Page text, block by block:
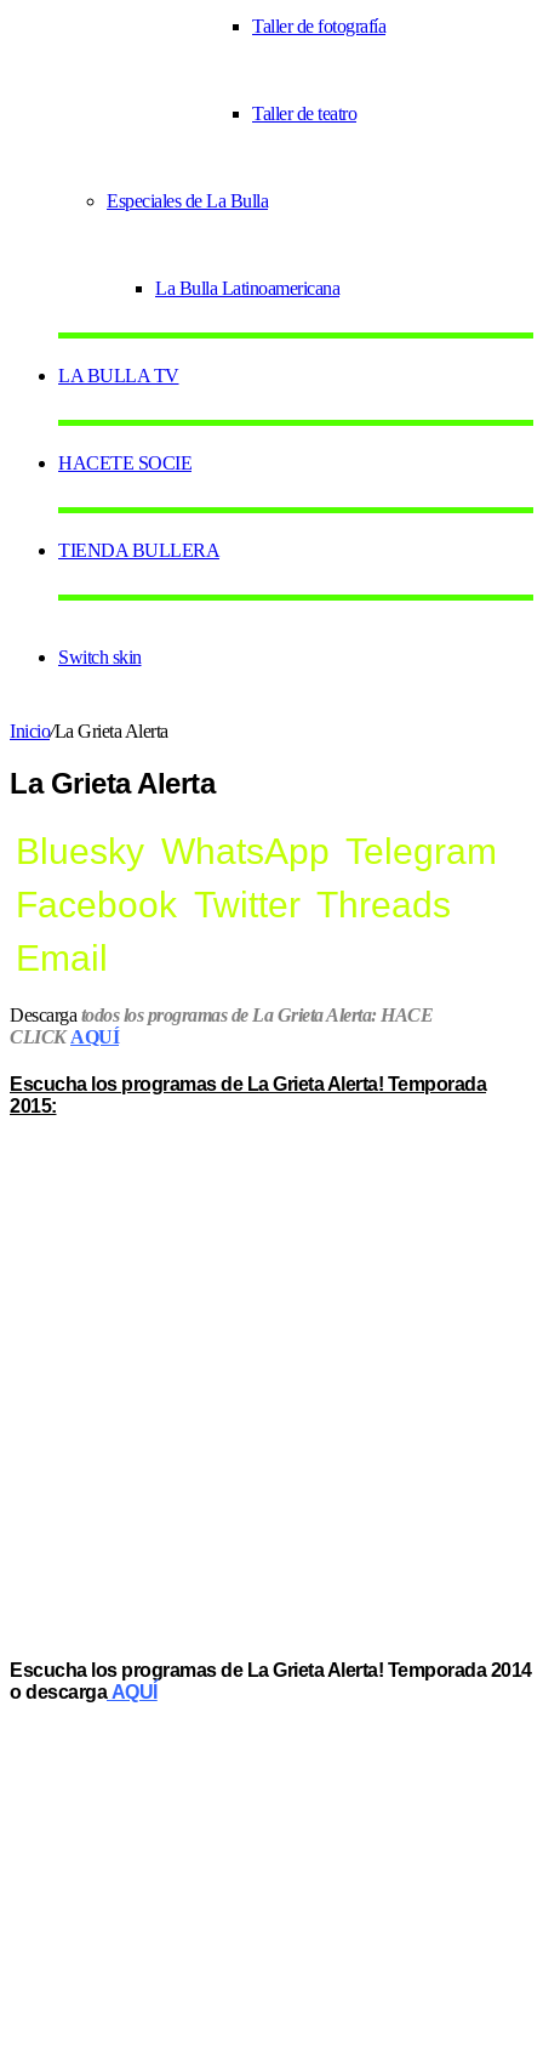
Taller de fotografía
Taller de teatro
Especiales de La Bulla
La Bulla Latinoamericana
LA BULLA TV
HACETE SOCIE
TIENDA BULLERA
Switch skin
Inicio/La Grieta Alerta
La Grieta Alerta
Bluesky WhatsApp Telegram
Facebook Twitter Threads
Email
Descarga todos los programas de La Grieta Alerta: HACE
CLICK AQUÍ
Escucha los programas de La Grieta Alerta! Temporada
2015:
Escucha los programas de La Grieta Alerta! Temporada 2014
o descargaAQUÍ